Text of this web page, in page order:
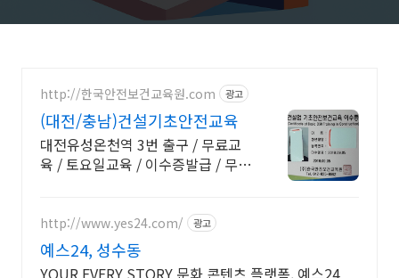
http://한국안전보건교육원.com 광고
(대전/충남)건설기초안전교육
대전유성온천역 3번 출구 / 무료교
육 / 토요일교육 / 이수증발급 / 무료
http://www.yes24.com/ 광고
예스24, 성수동
YOUR EVERY STORY 문화 콘텐츠 플랫폼, 예스24